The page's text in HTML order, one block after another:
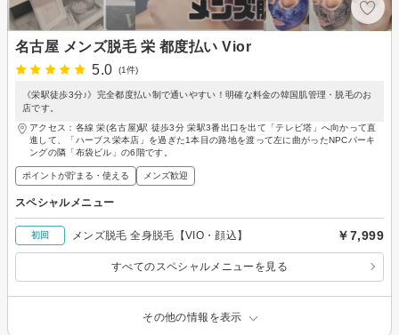
名古屋 メンズ脱毛 栄 都度払い Vior
5.0
(1件)
《栄駅徒歩3分♪》完全都度払い制で通いやすい！明確な料金の韓国肌管理・脱毛のお
店です。
アクセス：各線 栄(名古屋)駅 徒歩3分 栄駅3番出口を出て「テレビ塔」へ向かって直
進して、「ハーブス栄本店」を過ぎた1本目の路地を渡って左に曲がったNPCパーキ
ングの隣「布袋ビル」の6階です。
ポイントが貯まる・使える メンズ歓迎
スペシャルメニュー
初回 メンズ脱毛 全身脱毛【VIO・顔込】 ￥7,999
すべてのスペシャルメニューを見る
その他の情報を表示